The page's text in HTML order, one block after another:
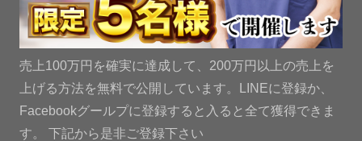
売上100万円を確実に達成して、200万円以上の売上を
上げる方法を無料で公開しています。LINEに登録か、
Facebookグールプに登録すると入ると全て獲得できま
す。 下記から是非ご登録下さい